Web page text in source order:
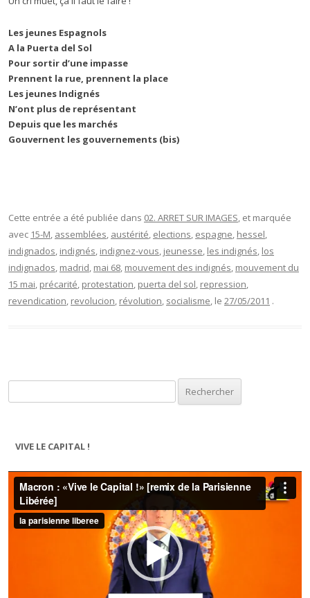
Les jeunes Espagnols
A la Puerta del Sol
Pour sortir d’une impasse
Prennent la rue, prennent la place
Les jeunes Indignés
N’ont plus de représentant
Depuis que les marchés
Gouvernent les gouvernements (bis)
Cette entrée a été publiée dans 02. ARRET SUR IMAGES, et marquée
avec 15-M, assemblées, austérité, elections, espagne, hessel,
indignados, indignés, indignez-vous, jeunesse, les indignés, los
indignados, madrid, mai 68, mouvement des indignés, mouvement du
15 mai, précarité, protestation, puerta del sol, repression,
revendication, revolucion, révolution, socialisme, le 27/05/2011 .
VIVE LE CAPITAL !
Lecteur
vidéo